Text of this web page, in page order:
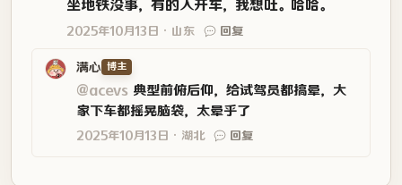
坐地铁没事，有的人开车，我想吐。哈哈。
2025年10月13日 山东 回复
满心 博主
@acevs 典型前俯后仰，给试驾员都搞晕，大
家下车都摇晃脑袋，太晕乎了
2025年10月13日 湖北 回复